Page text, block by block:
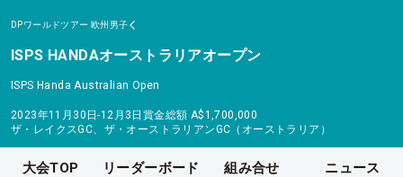
DPワールドツアー 欧州男子
ISPS HANDAオーストラリアオープン
ISPS Handa Australian Open
2023年11月30日-12月3日 賞金総額 A$1,700,000
ザ・レイクスGC、ザ・オーストラリアンGC（オーストラリア）
大会TOP リーダーボード 組み合せ ニュース